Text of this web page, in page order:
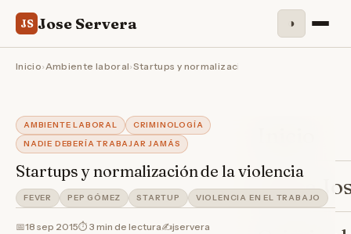
JS Jose Servera ◑
Sobre
Inicio›Ambiente laboral›Startups y normalización de la violencia
AMBIENTE LABORAL
CRIMINOLOGÍA
NADIE DEBERÍA TRABAJAR JAMÁS
Startups y normalización de la violencia
FEVER PEP GÓMEZ STARTUP VIOLENCIA EN EL TRABAJO
📅18 sep 2015⏱ 3 min de lectura✍️jservera